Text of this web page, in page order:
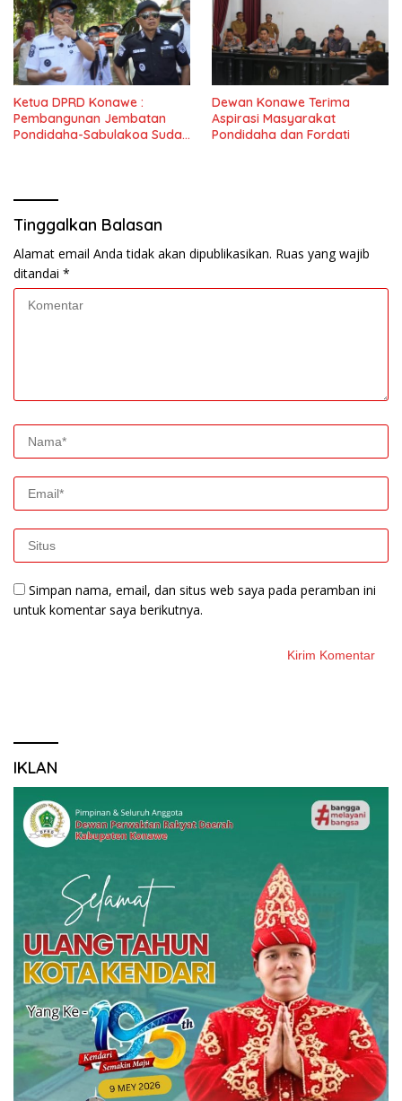
Ketua DPRD Konawe :
Pembangunan Jembatan
Pondidaha-Sabulakoa Sudah
Dewan Konawe Terima
Aspirasi Masyarakat
Pondidaha dan Fordati
Tinggalkan Balasan
Alamat email Anda tidak akan dipublikasikan. Ruas yang wajib
ditandai *
Simpan nama, email, dan situs web saya pada peramban ini
untuk komentar saya berikutnya.
IKLAN